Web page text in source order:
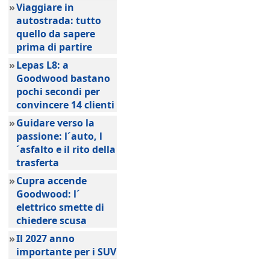
»Viaggiare in
autostrada: tutto
quello da sapere
prima di partire
»Lepas L8: a
Goodwood bastano
pochi secondi per
convincere 14 clienti
»Guidare verso la
passione: l´auto, l
´asfalto e il rito della
trasferta
»Cupra accende
Goodwood: l´
elettrico smette di
chiedere scusa
»Il 2027 anno
importante per i SUV